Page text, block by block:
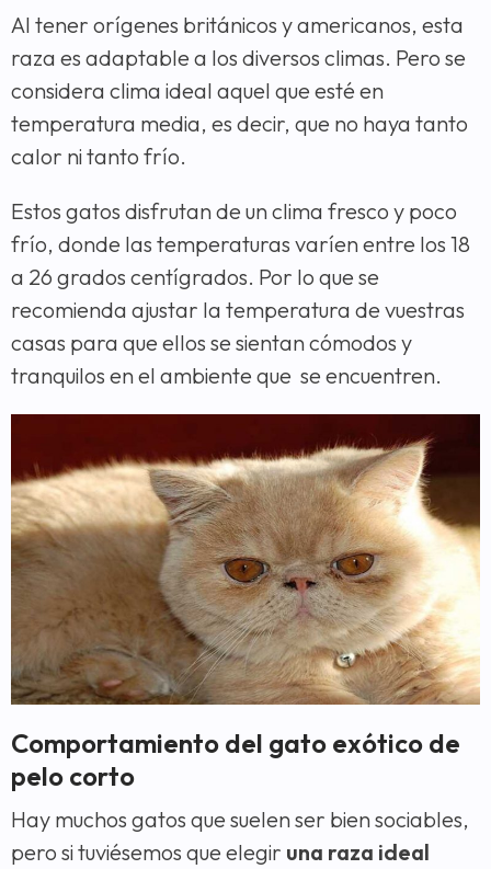
Al tener orígenes británicos y americanos, esta
raza es adaptable a los diversos climas. Pero se
considera clima ideal aquel que esté en
temperatura media, es decir, que no haya tanto
calor ni tanto frío.
Estos gatos disfrutan de un clima fresco y poco
frío, donde las temperaturas varíen entre los 18
a 26 grados centígrados. Por lo que se
recomienda ajustar la temperatura de vuestras
casas para que ellos se sientan cómodos y
tranquilos en el ambiente que se encuentren.
Comportamiento del gato exótico de
pelo corto
Hay muchos gatos que suelen ser bien sociables,
pero si tuviésemos que elegir una raza ideal